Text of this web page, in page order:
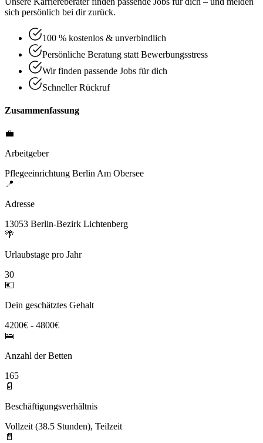
sich persönlich bei dir zurück.
100 % kostenlos & unverbindlich
Persönliche Beratung statt Bewerbungsstress
Wir finden passende Jobs für dich
Schneller Rückruf
Zusammenfassung
💼
Arbeitgeber
Pflegeeinrichtung Berlin Am Obersee
📍
Adresse
13053 Berlin-Bezirk Lichtenberg
🌴
Urlaubstage pro Jahr
30
💶
Dein geschätztes Gehalt
4200€ - 4800€
🛌
Anzahl der Betten
165
📄
Beschäftigungsverhältnis
Vollzeit (38.5 Stunden), Teilzeit
📄